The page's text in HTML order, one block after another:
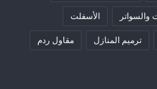
والسواتر الأسفلت
ترميم المنازل مقاول ردم